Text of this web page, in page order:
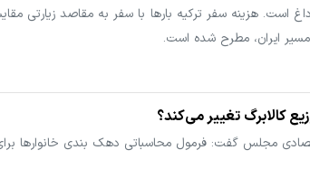
است. هزینه سفر ترکیه بارها با سفر به مقاصد زیارتی
مسیر ایران، مطرح شده است.
کالابرگ تغییر می‌کند؟
مجلس گفت: فرمول محاسباتی دهک بندی خانوارها برای